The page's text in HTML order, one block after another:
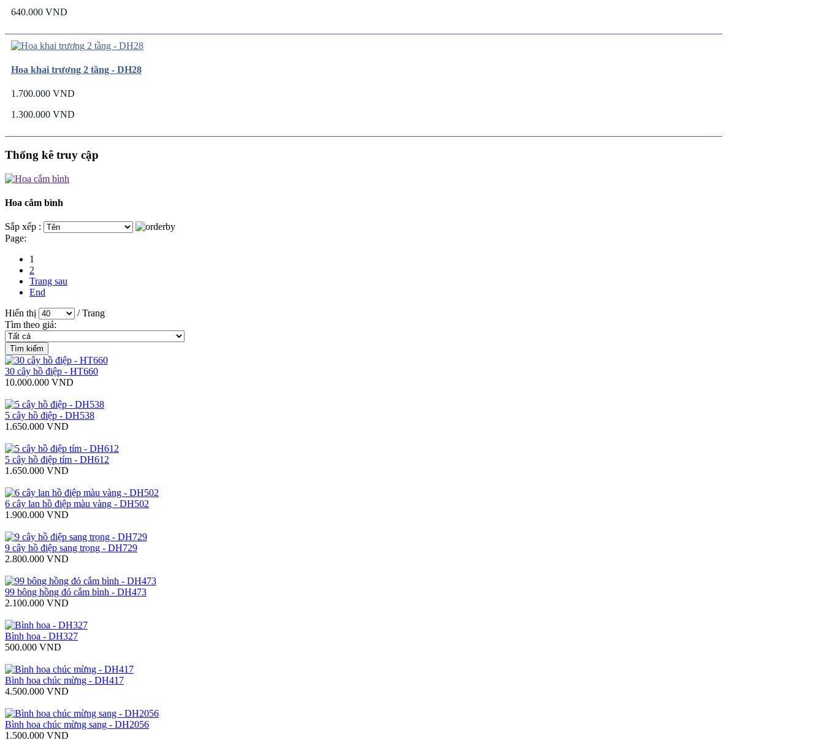
640.000 VND
Hoa khai trương 2 tầng - DH28
1.700.000 VND
1.300.000 VND
Thống kê truy cập
Hoa cắm bình
Sắp xếp :
Page:
1
2
Trang sau
End
Hiển thị
/ Trang
Tìm theo giá:
30 cây hồ điệp - HT660
10.000.000 VND
5 cây hồ điệp - DH538
1.650.000 VND
5 cây hồ điệp tím - DH612
1.650.000 VND
6 cây lan hồ điệp màu vàng - DH502
1.900.000 VND
9 cây hồ điệp sang trọng - DH729
2.800.000 VND
99 bông hồng đỏ cắm bình - DH473
2.100.000 VND
Bình hoa - DH327
500.000 VND
Bình hoa chúc mừng - DH417
4.500.000 VND
Bình hoa chúc mừng sang - DH2056
1.500.000 VND